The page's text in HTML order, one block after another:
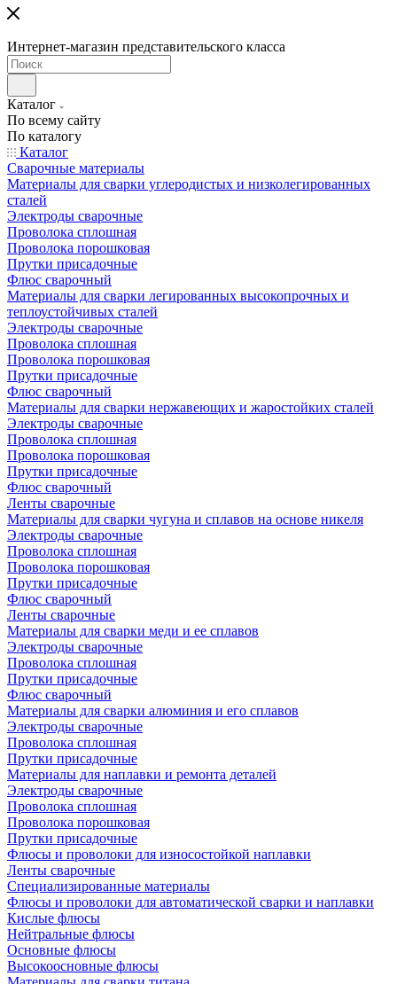
Интернет-магазин представительского класса
Каталог
По всему сайту
По каталогу
Каталог
Сварочные материалы
Материалы для сварки углеродистых и низколегированных
сталей
Электроды сварочные
Проволока сплошная
Проволока порошковая
Прутки присадочные
Флюс сварочный
Материалы для сварки легированных высокопрочных и
теплоустойчивых сталей
Электроды сварочные
Проволока сплошная
Проволока порошковая
Прутки присадочные
Флюс сварочный
Материалы для сварки нержавеющих и жаростойких сталей
Электроды сварочные
Проволока сплошная
Проволока порошковая
Прутки присадочные
Флюс сварочный
Ленты сварочные
Материалы для сварки чугуна и сплавов на основе никеля
Электроды сварочные
Проволока сплошная
Проволока порошковая
Прутки присадочные
Флюс сварочный
Ленты сварочные
Материалы для сварки меди и ее сплавов
Электроды сварочные
Проволока сплошная
Прутки присадочные
Флюс сварочный
Материалы для сварки алюминия и его сплавов
Электроды сварочные
Проволока сплошная
Прутки присадочные
Материалы для наплавки и ремонта деталей
Электроды сварочные
Проволока сплошная
Проволока порошковая
Прутки присадочные
Флюсы и проволоки для износостойкой наплавки
Ленты сварочные
Специализированные материалы
Флюсы и проволоки для автоматической сварки и наплавки
Кислые флюсы
Нейтральные флюсы
Основные флюсы
Высокоосновные флюсы